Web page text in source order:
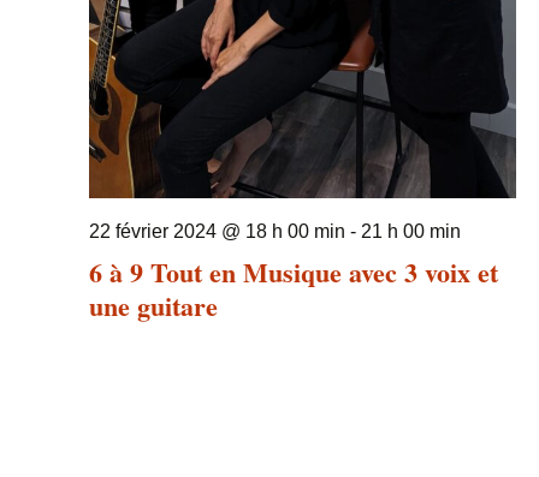
22 février 2024 @ 18 h 00 min - 21 h 00 min
6 à 9 Tout en Musique avec 3 voix et
une guitare